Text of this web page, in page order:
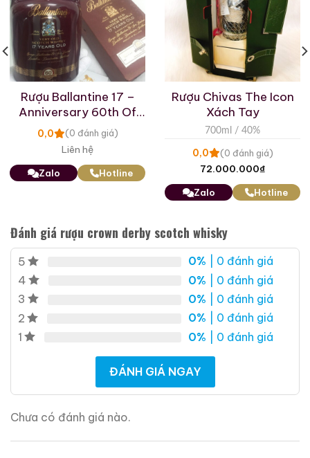
Rượu Ballantine 17 –
Anniversary 60th Of
Ballantine’s 17yo
0,0 (0 đánh giá)
Liên hệ
Zalo Hotline
Rượu Chivas The Icon
Xách Tay
700ml / 40%
0,0 (0 đánh giá)
72.000.000₫
Zalo Hotline
Đánh giá rượu crown derby scotch whisky
5 0% | 0 đánh giá
4
0% | 0 đánh giá
3
0% | 0 đánh giá
2
0% | 0 đánh giá
1
0% | 0 đánh giá
ĐÁNH GIÁ NGAY
Chưa có đánh giá nào.